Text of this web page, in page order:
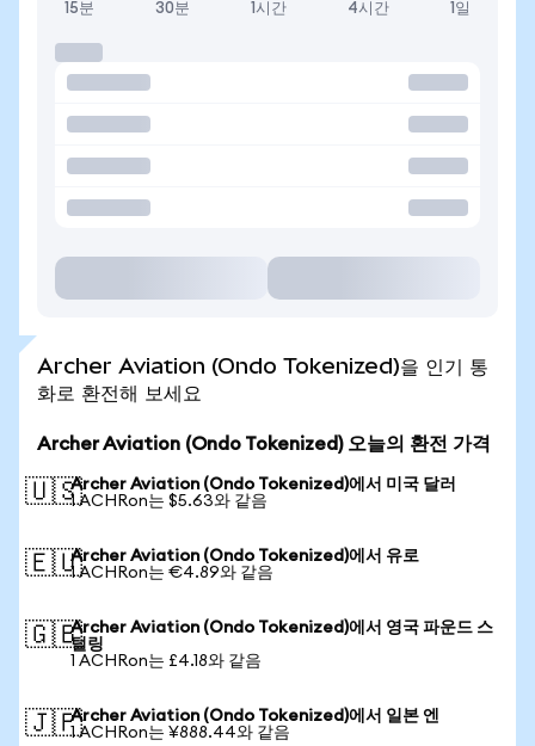
15분 30분 1시간 4시간 1일
Archer Aviation (Ondo Tokenized)을 인기 통
화로 환전해 보세요
Archer Aviation (Ondo Tokenized) 오늘의 환전 가격
🇺🇸Archer Aviation (Ondo Tokenized)에서 미국 달러
1 ACHRon는 $5.63와 같음
🇪🇺Archer Aviation (Ondo Tokenized)에서 유로
1 ACHRon는 €4.89와 같음
🇬🇧Archer Aviation (Ondo Tokenized)에서 영국 파운드 스
털링
1 ACHRon는 £4.18와 같음
🇯🇵Archer Aviation (Ondo Tokenized)에서 일본 엔
1 ACHRon는 ¥888.44와 같음